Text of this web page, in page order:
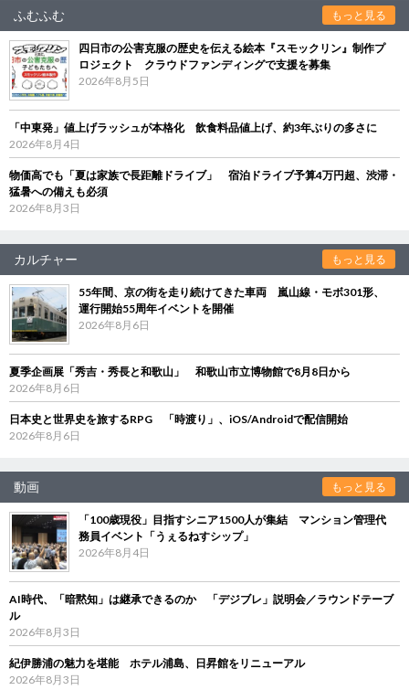
ふむふむ もっと見る
四日市の公害克服の歴史を伝える絵本『スモックリン』制作プ
ロジェクト クラウドファンディングで支援を募集
2026年8月5日
「中東発」値上げラッシュが本格化 飲食料品値上げ、約3年ぶりの多さに
2026年8月4日
物価高でも「夏は家族で長距離ドライブ」 宿泊ドライブ予算4万円超、渋滞・
猛暑への備えも必須
2026年8月3日
カルチャー もっと見る
55年間、京の街を走り続けてきた車両 嵐山線・モボ301形、
運行開始55周年イベントを開催
2026年8月6日
夏季企画展「秀吉・秀長と和歌山」 和歌山市立博物館で8月8日から
2026年8月6日
日本史と世界史を旅するRPG 「時渡り」、iOS/Androidで配信開始
2026年8月6日
動画 もっと見る
「100歳現役」目指すシニア1500人が集結 マンション管理代
務員イベント「うぇるねすシップ」
2026年8月4日
AI時代、「暗黙知」は継承できるのか 「デジブレ」説明会／ラウンドテーブ
ル
2026年8月3日
紀伊勝浦の魅力を堪能 ホテル浦島、日昇館をリニューアル
2026年8月3日